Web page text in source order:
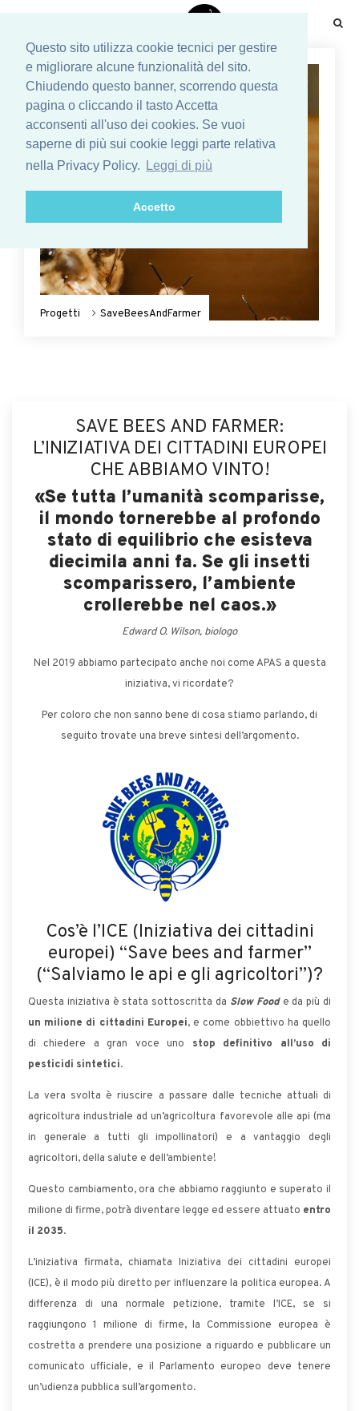
Questo sito utilizza cookie tecnici per gestire
e migliorare alcune funzionalità del sito.
Chiudendo questo banner, scorrendo questa
pagina o cliccando il tasto Accetta
acconsenti all'uso dei cookies. Se vuoi
saperne di più sui cookie leggi parte relativa
nella Privacy Policy.
Leggi di più
Accetto
Progetti SaveBeesAndFarmer
SAVE BEES AND FARMER:
L’INIZIATIVA DEI CITTADINI EUROPEI
CHE ABBIAMO VINTO!
«Se tutta l’umanità scomparisse,
il mondo tornerebbe al profondo
stato di equilibrio che esisteva
diecimila anni fa. Se gli insetti
scomparissero, l’ambiente
crollerebbe nel caos.»
Edward O. Wilson, biologo
Nel 2019 abbiamo partecipato anche noi come APAS a questa
iniziativa, vi ricordate?
Per coloro che non sanno bene di cosa stiamo parlando, di
seguito trovate una breve sintesi dell’argomento.
Cos’è l’ICE (Iniziativa dei cittadini
europei) “Save bees and farmer”
(“Salviamo le api e gli agricoltori”)?
Questa iniziativa è stata sottoscritta da Slow Foode da più di
un milione di cittadini Europei, e come obbiettivo ha quello
di chiedere a gran voce uno stop definitivo all’uso di
pesticidi sintetici.
La vera svolta è riuscire a passare dalle tecniche attuali di
agricoltura industriale ad un’agricoltura favorevole alle api (ma
in generale a tutti gli impollinatori) e a vantaggio degli
agricoltori, della salute e dell’ambiente!
Questo cambiamento, ora che abbiamo raggiunto e superato il
milione di firme, potrà diventare legge ed essere attuato entro
il 2035.
L’iniziativa firmata, chiamata Iniziativa dei cittadini europei
(ICE), è il modo più diretto per influenzare la politica europea. A
differenza di una normale petizione, tramite l’ICE, se si
raggiungono 1 milione di firme, la Commissione europea è
costretta a prendere una posizione a riguardo e pubblicare un
comunicato ufficiale, e il Parlamento europeo deve tenere
un’udienza pubblica sull’argomento.